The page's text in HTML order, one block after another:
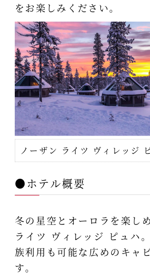
をお楽しみください。
ノーザン ライツ ヴィレッジ
●ホテル概要
冬の星空とオーロラを楽し
ライツ ヴィレッジ ピュハ
族利用も可能な広めのキャ
す。